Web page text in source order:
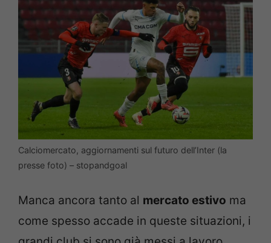
Calciomercato, aggiornamenti sul futuro dell’Inter (la
presse foto) – stopandgoal
Manca ancora tanto al mercato estivo ma
come spesso accade in queste situazioni, i